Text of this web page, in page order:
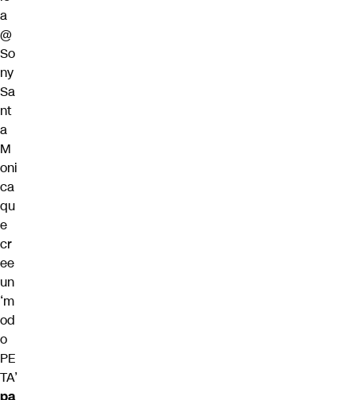
a
@
So
ny
Sa
nt
a
M
oni
ca
qu
e
cr
ee
un
‘m
od
o
PE
TA’